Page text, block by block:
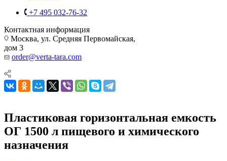
+7 495 032-76-32
Контактная информация
Москва, ул. Средняя Первомайская,
дом 3
order@verta-tara.com
Пластиковая горизонтальная емкость
ОГ 1500 л пищевого и химического
назначения